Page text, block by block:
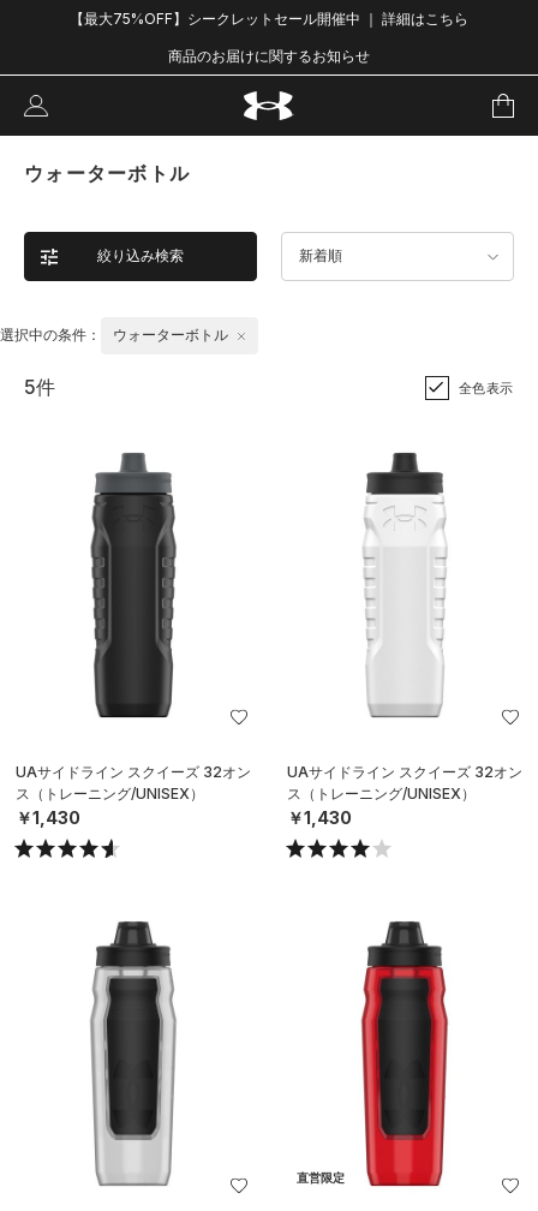
【最大75%OFF】シークレットセール開催中 ｜ 詳細はこちら
商品のお届けに関するお知らせ
ウォーターボトル
絞り込み検索 新着順
選択中の条件： ウォーターボトル
5件 全色表示
UAサイドライン スクイーズ 32オン
ス（トレーニング/UNISEX）
￥1,430
UAサイドライン スクイーズ 32オン
ス（トレーニング/UNISEX）
￥1,430
直営限定